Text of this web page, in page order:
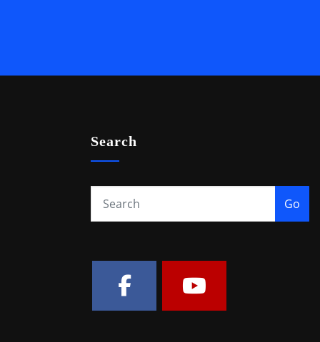
Search
Go